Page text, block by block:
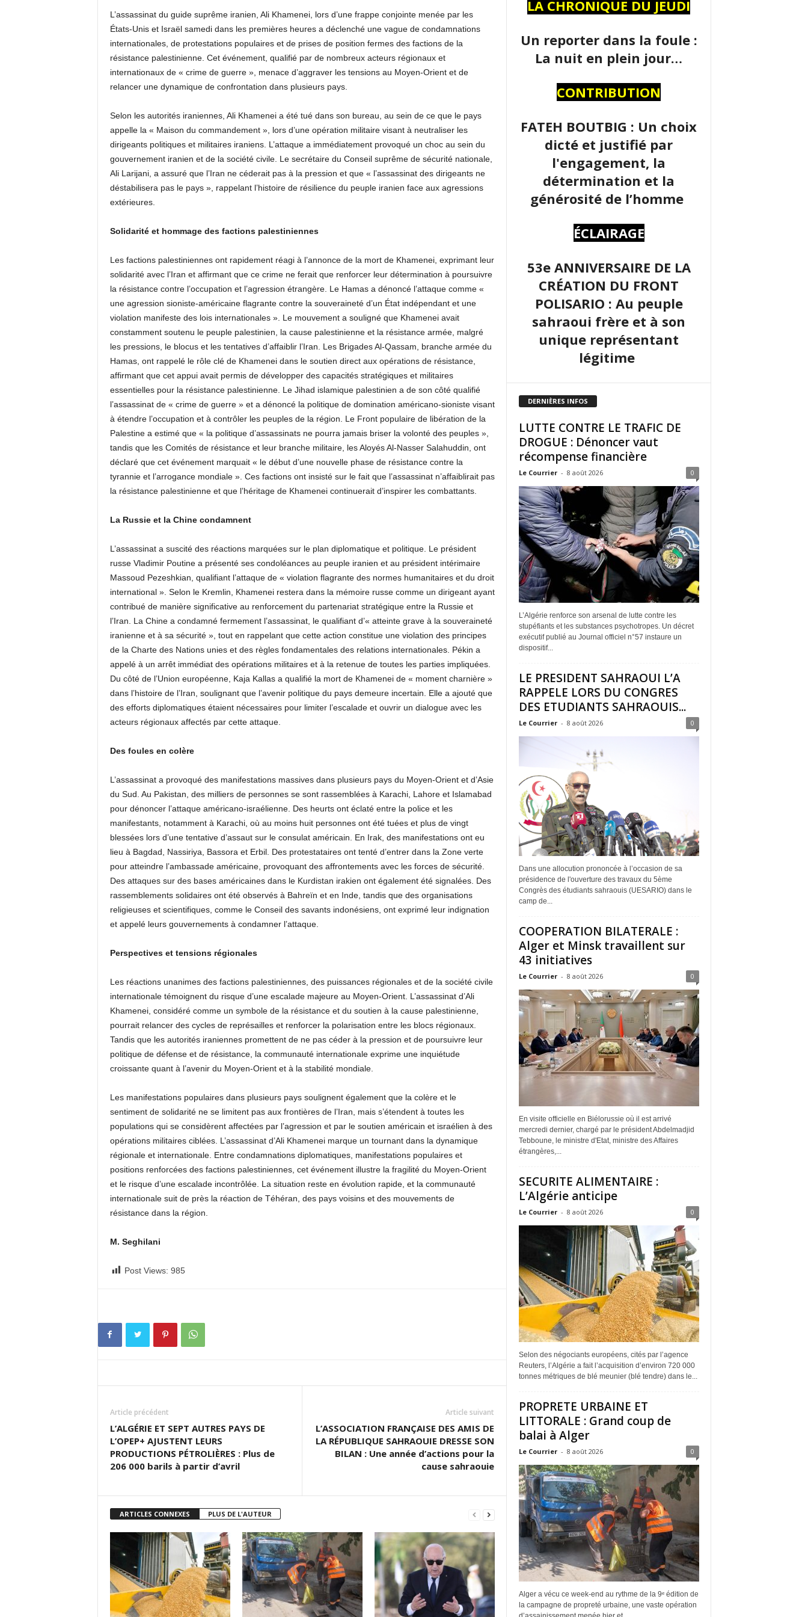
L’assassinat du guide suprême iranien, Ali Khamenei, lors d’une frappe conjointe menée par les
États-Unis et Israël samedi dans les premières heures a déclenché une vague de condamnations
internationales, de protestations populaires et de prises de position fermes des factions de la
résistance palestinienne. Cet événement, qualifié par de nombreux acteurs régionaux et
internationaux de « crime de guerre », menace d’aggraver les tensions au Moyen-Orient et de
relancer une dynamique de confrontation dans plusieurs pays.
Selon les autorités iraniennes, Ali Khamenei a été tué dans son bureau, au sein de ce que le pays
appelle la « Maison du commandement », lors d’une opération militaire visant à neutraliser les
dirigeants politiques et militaires iraniens. L’attaque a immédiatement provoqué un choc au sein du
gouvernement iranien et de la société civile. Le secrétaire du Conseil suprême de sécurité nationale,
Ali Larijani, a assuré que l’Iran ne céderait pas à la pression et que « l’assassinat des dirigeants ne
déstabilisera pas le pays », rappelant l’histoire de résilience du peuple iranien face aux agressions
extérieures.
Solidarité et hommage des factions palestiniennes
Les factions palestiniennes ont rapidement réagi à l’annonce de la mort de Khamenei, exprimant leur
solidarité avec l’Iran et affirmant que ce crime ne ferait que renforcer leur détermination à poursuivre
la résistance contre l’occupation et l’agression étrangère. Le Hamas a dénoncé l’attaque comme «
une agression sioniste-américaine flagrante contre la souveraineté d’un État indépendant et une
violation manifeste des lois internationales ». Le mouvement a souligné que Khamenei avait
constamment soutenu le peuple palestinien, la cause palestinienne et la résistance armée, malgré
les pressions, le blocus et les tentatives d’affaiblir l’Iran. Les Brigades Al-Qassam, branche armée du
Hamas, ont rappelé le rôle clé de Khamenei dans le soutien direct aux opérations de résistance,
affirmant que cet appui avait permis de développer des capacités stratégiques et militaires
essentielles pour la résistance palestinienne. Le Jihad islamique palestinien a de son côté qualifié
l’assassinat de « crime de guerre » et a dénoncé la politique de domination américano-sioniste visant
à étendre l’occupation et à contrôler les peuples de la région. Le Front populaire de libération de la
Palestine a estimé que « la politique d’assassinats ne pourra jamais briser la volonté des peuples »,
tandis que les Comités de résistance et leur branche militaire, les Aloyés Al-Nasser Salahuddin, ont
déclaré que cet événement marquait « le début d’une nouvelle phase de résistance contre la
tyrannie et l’arrogance mondiale ». Ces factions ont insisté sur le fait que l’assassinat n’affaiblirait pas
la résistance palestinienne et que l’héritage de Khamenei continuerait d’inspirer les combattants.
La Russie et la Chine condamnent
L’assassinat a suscité des réactions marquées sur le plan diplomatique et politique. Le président
russe Vladimir Poutine a présenté ses condoléances au peuple iranien et au président intérimaire
Massoud Pezeshkian, qualifiant l’attaque de « violation flagrante des normes humanitaires et du droit
international ». Selon le Kremlin, Khamenei restera dans la mémoire russe comme un dirigeant ayant
contribué de manière significative au renforcement du partenariat stratégique entre la Russie et
l’Iran. La Chine a condamné fermement l’assassinat, le qualifiant d’« atteinte grave à la souveraineté
iranienne et à sa sécurité », tout en rappelant que cette action constitue une violation des principes
de la Charte des Nations unies et des règles fondamentales des relations internationales. Pékin a
appelé à un arrêt immédiat des opérations militaires et à la retenue de toutes les parties impliquées.
Du côté de l’Union européenne, Kaja Kallas a qualifié la mort de Khamenei de « moment charnière »
dans l’histoire de l’Iran, soulignant que l’avenir politique du pays demeure incertain. Elle a ajouté que
des efforts diplomatiques étaient nécessaires pour limiter l’escalade et ouvrir un dialogue avec les
acteurs régionaux affectés par cette attaque.
Des foules en colère
L’assassinat a provoqué des manifestations massives dans plusieurs pays du Moyen-Orient et d’Asie
du Sud. Au Pakistan, des milliers de personnes se sont rassemblées à Karachi, Lahore et Islamabad
pour dénoncer l’attaque américano-israélienne. Des heurts ont éclaté entre la police et les
manifestants, notamment à Karachi, où au moins huit personnes ont été tuées et plus de vingt
blessées lors d’une tentative d’assaut sur le consulat américain. En Irak, des manifestations ont eu
lieu à Bagdad, Nassiriya, Bassora et Erbil. Des protestataires ont tenté d’entrer dans la Zone verte
pour atteindre l’ambassade américaine, provoquant des affrontements avec les forces de sécurité.
Des attaques sur des bases américaines dans le Kurdistan irakien ont également été signalées. Des
rassemblements solidaires ont été observés à Bahreïn et en Inde, tandis que des organisations
religieuses et scientifiques, comme le Conseil des savants indonésiens, ont exprimé leur indignation
et appelé leurs gouvernements à condamner l’attaque.
Perspectives et tensions régionales
Les réactions unanimes des factions palestiniennes, des puissances régionales et de la société civile
internationale témoignent du risque d’une escalade majeure au Moyen-Orient. L’assassinat d’Ali
Khamenei, considéré comme un symbole de la résistance et du soutien à la cause palestinienne,
pourrait relancer des cycles de représailles et renforcer la polarisation entre les blocs régionaux.
Tandis que les autorités iraniennes promettent de ne pas céder à la pression et de poursuivre leur
politique de défense et de résistance, la communauté internationale exprime une inquiétude
croissante quant à l’avenir du Moyen-Orient et à la stabilité mondiale.
Les manifestations populaires dans plusieurs pays soulignent également que la colère et le
sentiment de solidarité ne se limitent pas aux frontières de l’Iran, mais s’étendent à toutes les
populations qui se considèrent affectées par l’agression et par le soutien américain et israélien à des
opérations militaires ciblées. L’assassinat d’Ali Khamenei marque un tournant dans la dynamique
régionale et internationale. Entre condamnations diplomatiques, manifestations populaires et
positions renforcées des factions palestiniennes, cet événement illustre la fragilité du Moyen-Orient
et le risque d’une escalade incontrôlée. La situation reste en évolution rapide, et la communauté
internationale suit de près la réaction de Téhéran, des pays voisins et des mouvements de
résistance dans la région.
M. Seghilani
Post Views: 985
Article précédent
L’ALGÉRIE ET SEPT AUTRES PAYS DE
L’OPEP+ AJUSTENT LEURS
PRODUCTIONS PÉTROLIÈRES : Plus de
206 000 barils à partir d’avril
Article suivant
L’ASSOCIATION FRANÇAISE DES AMIS DE
LA RÉPUBLIQUE SAHRAOUIE DRESSE SON
BILAN : Une année d’actions pour la
cause sahraouie
ARTICLES CONNEXES PLUS DE L'AUTEUR
LA CHRONIQUE DU JEUDI
Un reporter dans la foule :
La nuit en plein jour…
CONTRIBUTION
FATEH BOUTBIG : Un choix
dicté et justifié par
l'engagement, la
détermination et la
générosité de l’homme
ÉCLAIRAGE
53e ANNIVERSAIRE DE LA
CRÉATION DU FRONT
POLISARIO : Au peuple
sahraoui frère et à son
unique représentant
légitime
DERNIÈRES INFOS
LUTTE CONTRE LE TRAFIC DE
DROGUE : Dénoncer vaut
récompense financière
Le Courrier - 8 août 2026 0
L’Algérie renforce son arsenal de lutte contre les
stupéfiants et les substances psychotropes. Un décret
exécutif publié au Journal officiel n°57 instaure un
dispositif...
LE PRESIDENT SAHRAOUI L’A
RAPPELE LORS DU CONGRES
DES ETUDIANTS SAHRAOUIS...
Le Courrier - 8 août 2026 0
Dans une allocution prononcée à l’occasion de sa
présidence de l'ouverture des travaux du 5ème
Congrès des étudiants sahraouis (UESARIO) dans le
camp de...
COOPERATION BILATERALE :
Alger et Minsk travaillent sur
43 initiatives
Le Courrier - 8 août 2026 0
En visite officielle en Biélorussie où il est arrivé
mercredi dernier, chargé par le président Abdelmadjid
Tebboune, le ministre d'Etat, ministre des Affaires
étrangères,...
SECURITE ALIMENTAIRE :
L’Algérie anticipe
Le Courrier - 8 août 2026 0
Selon des négociants européens, cités par l’agence
Reuters, l’Algérie a fait l’acquisition d’environ 720 000
tonnes métriques de blé meunier (blé tendre) dans le...
PROPRETE URBAINE ET
LITTORALE : Grand coup de
balai à Alger
Le Courrier - 8 août 2026 0
Alger a vécu ce week-end au rythme de la 9ᵉ édition de
la campagne de propreté urbaine, une vaste opération